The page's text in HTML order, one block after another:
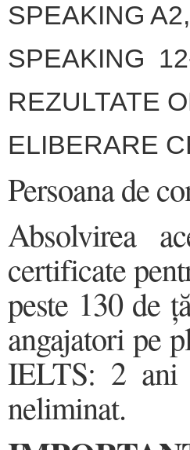
SPEAKING
SPEAKING
REZULTATE
ELIBERARE
Persoana de
Absolvirea
certificate
peste 130 de
angajatori pe
IELTS: 2 ani
neliminat.